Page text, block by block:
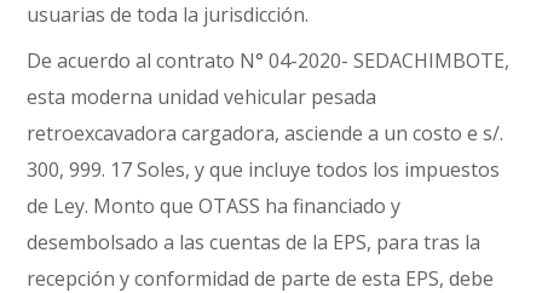
usuarias de toda la jurisdicción.
De acuerdo al contrato N° 04-2020- SEDACHIMBOTE,
esta moderna unidad vehicular pesada
retroexcavadora cargadora, asciende a un costo e s/.
300, 999. 17 Soles, y que incluye todos los impuestos
de Ley. Monto que OTASS ha financiado y
desembolsado a las cuentas de la EPS, para tras la
recepción y conformidad de parte de esta EPS, debe